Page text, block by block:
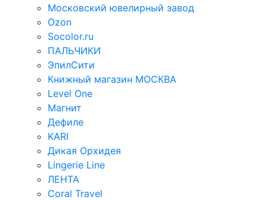
Московский ювелирный завод
Ozon
Socolor.ru
ПАЛЬЧИКИ
ЭпилСити
Книжный магазин МОСКВА
Level One
Магнит
Дефиле
KARI
Дикая Орхидея
Lingerie Line
ЛЕНТА
Coral Travel